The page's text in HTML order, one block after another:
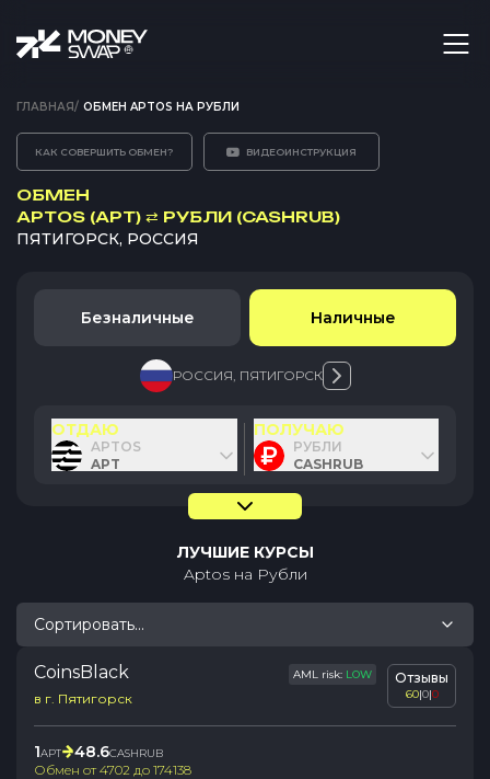
ГЛАВНАЯ/ ОБМЕН APTOS НА РУБЛИ
КАК СОВЕРШИТЬ ОБМЕН? ВИДЕОИНСТРУКЦИЯ
ОБМЕН
APTOS (APT) ⇄ РУБЛИ (CASHRUB)
ПЯТИГОРСК, РОССИЯ
Безналичные Наличные
РОССИЯ, ПЯТИГОРСК
ОТДАЮ
APTOS
APT
ПОЛУЧАЮ
РУБЛИ
CASHRUB
ЛУЧШИЕ КУРСЫ
Aptosна Рубли
Сортировать...
CoinsBlack AML risk: LOW
в г. Пятигорск
Отзывы
60|0|0
1APT 48.6CASHRUB
Обмен от4702 до 174138